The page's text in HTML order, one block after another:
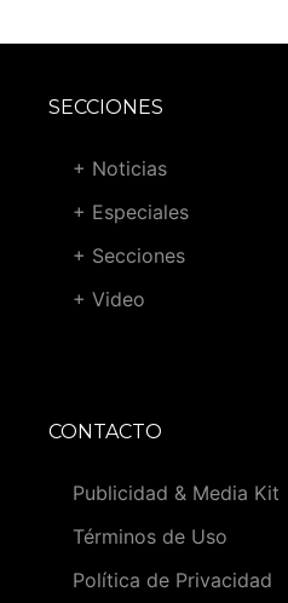
SECCIONES
+ Noticias
+ Especiales
+ Secciones
+ Video
CONTACTO
Publicidad & Media Kit
Términos de Uso
Política de Privacidad